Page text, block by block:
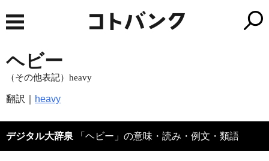
ヘビー
（その他表記）heavy
翻訳｜ heavy
デジタル大辞泉 「ヘビー」の意味・読み・例文・類語